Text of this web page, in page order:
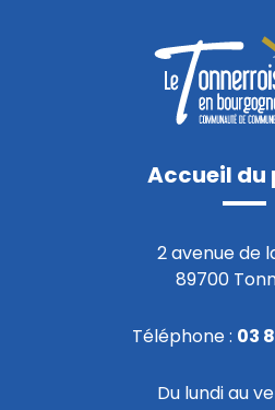
Accueil du
2 avenue de
89700
Téléphone : 03
Du lundi au